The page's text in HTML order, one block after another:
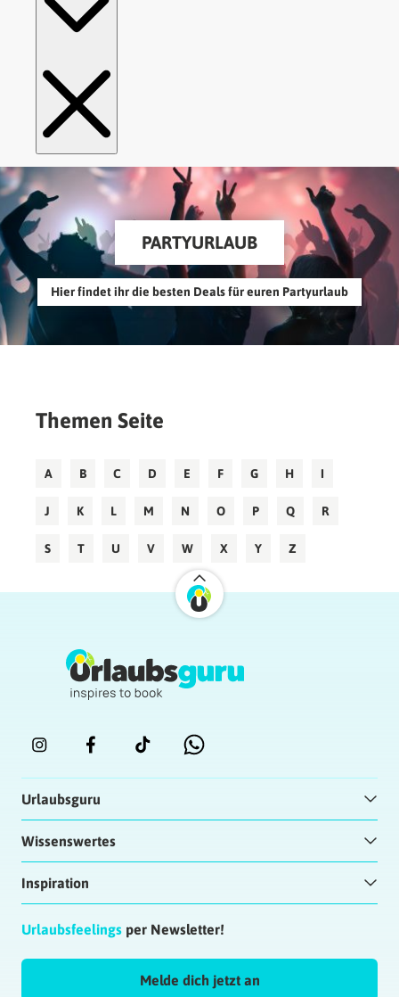
PARTYURLAUB
Hier findet ihr die besten Deals für euren Partyurlaub
Themen Seite
A B C D E F G H I
J K L M N O P Q R
S T U V W X Y Z
Urlaubsguru
Wissenswertes
Inspiration
Urlaubsfeelings per Newsletter!
Melde dich jetzt an